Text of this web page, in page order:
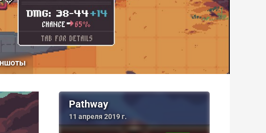
Pathway
11 апреля 2019 г.